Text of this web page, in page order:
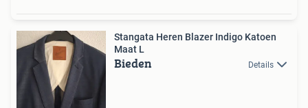
Stangata Heren Blazer Indigo Katoen
Maat L
Bieden Details